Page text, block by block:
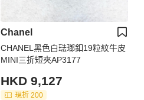
Chanel
CHANEL黑色白琺瑯釦19粒紋牛皮
MINI三折短夾AP3177
HKD 9,127
現折 200